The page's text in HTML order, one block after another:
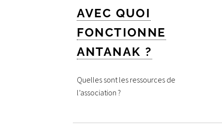
AVEC QUOI
FONCTIONNE
ANTANAK ?
Quelles sont les ressources de
l’association ?